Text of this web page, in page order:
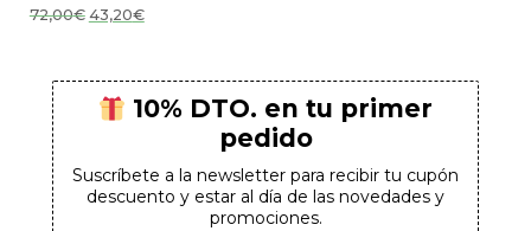
72,00€ El
precio
43,20€El
precio
10% DTO. en tu primer
pedido
Suscríbete a la newsletter para recibir tu cupón
descuento y estar al día de las novedades y
promociones.